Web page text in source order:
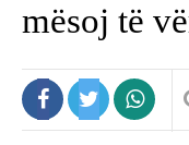
mësoj të